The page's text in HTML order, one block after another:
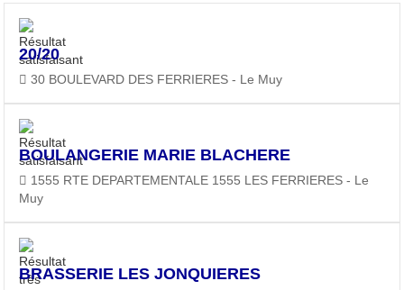
20/20
30 BOULEVARD DES FERRIERES - Le Muy
BOULANGERIE MARIE BLACHERE
1555 RTE DEPARTEMENTALE 1555 LES FERRIERES - Le
Muy
BRASSERIE LES JONQUIERES